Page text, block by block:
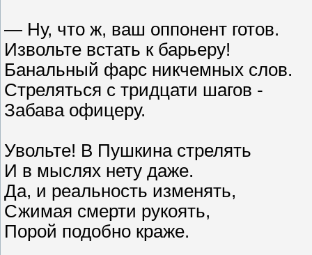
— Ну, что ж, ваш оппонент готов.
Извольте встать к барьеру!
Банальный фарс никчемных слов.
Стреляться с тридцати шагов -
Забава офицеру.
Увольте! В Пушкина стрелять
И в мыслях нету даже.
Да, и реальность изменять,
Сжимая смерти рукоять,
Порой подобно краже.